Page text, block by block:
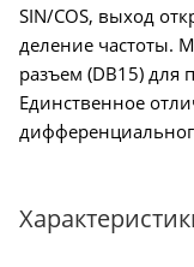
SIN/COS, выход
деление частоты.
разъем (DB15) для
Единственное